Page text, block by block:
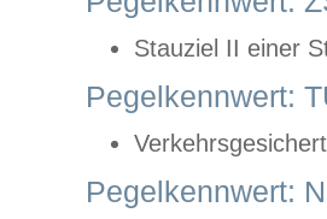
Stauziel II einer
Pegelkennwert:
Pegelkennwert: